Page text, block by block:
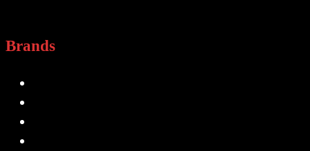
Brands